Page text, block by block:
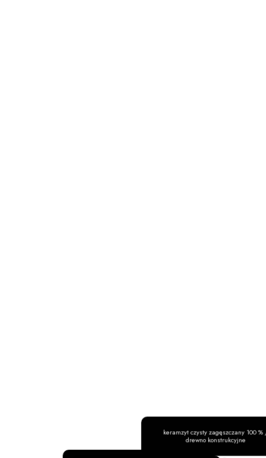
keramzyt czysty zagęszczany 100
drewno konstrukcyjne